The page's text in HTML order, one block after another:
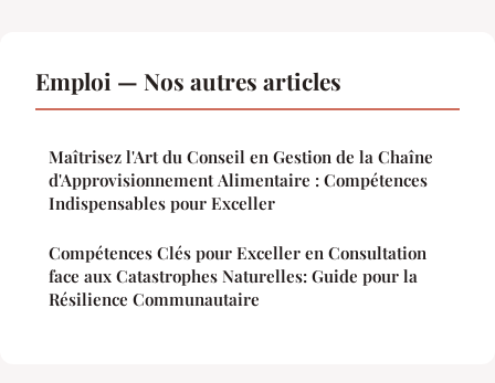
Emploi — Nos autres articles
Maîtrisez l'Art du Conseil en Gestion de la Chaîne
d'Approvisionnement Alimentaire : Compétences
Indispensables pour Exceller
Compétences Clés pour Exceller en Consultation
face aux Catastrophes Naturelles: Guide pour la
Résilience Communautaire